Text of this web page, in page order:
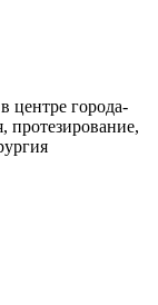
центре города-
протезирование,